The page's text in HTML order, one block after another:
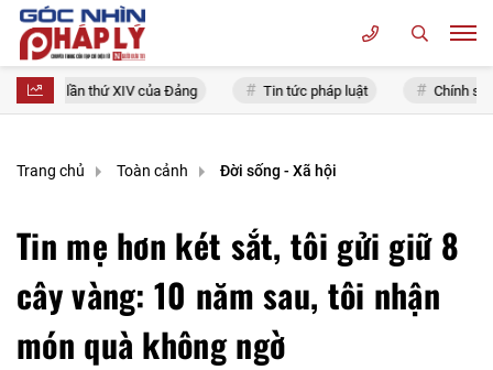
lần thứ XIV của Đảng Tin tức pháp luật Chính sách
Trang chủ Toàn cảnh Đời sống - Xã hội
Tin mẹ hơn két sắt, tôi gửi giữ 8
cây vàng: 10 năm sau, tôi nhận
món quà không ngờ